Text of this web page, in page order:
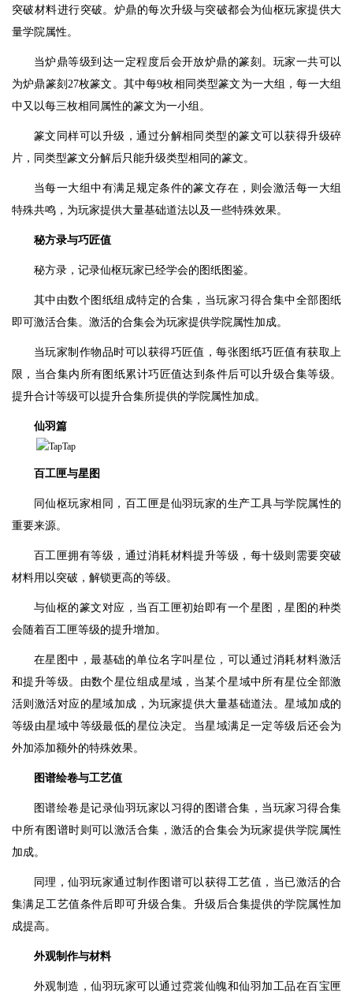
突破材料进行突破。炉鼎的每次升级与突破都会为仙枢玩家提供大
量学院属性。
当炉鼎等级到达一定程度后会开放炉鼎的篆刻。玩家一共可以
为炉鼎篆刻27枚篆文。其中每9枚相同类型篆文为一大组，每一大组
中又以每三枚相同属性的篆文为一小组。
篆文同样可以升级，通过分解相同类型的篆文可以获得升级碎
片，同类型篆文分解后只能升级类型相同的篆文。
当每一大组中有满足规定条件的篆文存在，则会激活每一大组
特殊共鸣，为玩家提供大量基础道法以及一些特殊效果。
秘方录与巧匠值
秘方录，记录仙枢玩家已经学会的图纸图鉴。
其中由数个图纸组成特定的合集，当玩家习得合集中全部图纸
即可激活合集。激活的合集会为玩家提供学院属性加成。
当玩家制作物品时可以获得巧匠值，每张图纸巧匠值有获取上
限，当合集内所有图纸累计巧匠值达到条件后可以升级合集等级。
提升合计等级可以提升合集所提供的学院属性加成。
仙羽篇
百工匣与星图
同仙枢玩家相同，百工匣是仙羽玩家的生产工具与学院属性的
重要来源。
百工匣拥有等级，通过消耗材料提升等级，每十级则需要突破
材料用以突破，解锁更高的等级。
与仙枢的篆文对应，当百工匣初始即有一个星图，星图的种类
会随着百工匣等级的提升增加。
在星图中，最基础的单位名字叫星位，可以通过消耗材料激活
和提升等级。由数个星位组成星域，当某个星域中所有星位全部激
活则激活对应的星域加成，为玩家提供大量基础道法。星域加成的
等级由星域中等级最低的星位决定。当星域满足一定等级后还会为
外加添加额外的特殊效果。
图谱绘卷与工艺值
图谱绘卷是记录仙羽玩家以习得的图谱合集，当玩家习得合集
中所有图谱时则可以激活合集，激活的合集会为玩家提供学院属性
加成。
同理，仙羽玩家通过制作图谱可以获得工艺值，当已激活的合
集满足工艺值条件后即可升级合集。升级后合集提供的学院属性加
成提高。
外观制作与材料
外观制造，仙羽玩家可以通过霓裳仙魄和仙羽加工品在百宝匣